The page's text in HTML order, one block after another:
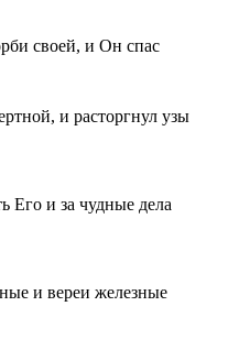
своей, и Он спас
и расторгнул узы
Его и за чудные дела
и вереи железные